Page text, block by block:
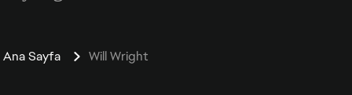
Ana Sayfa Will Wright